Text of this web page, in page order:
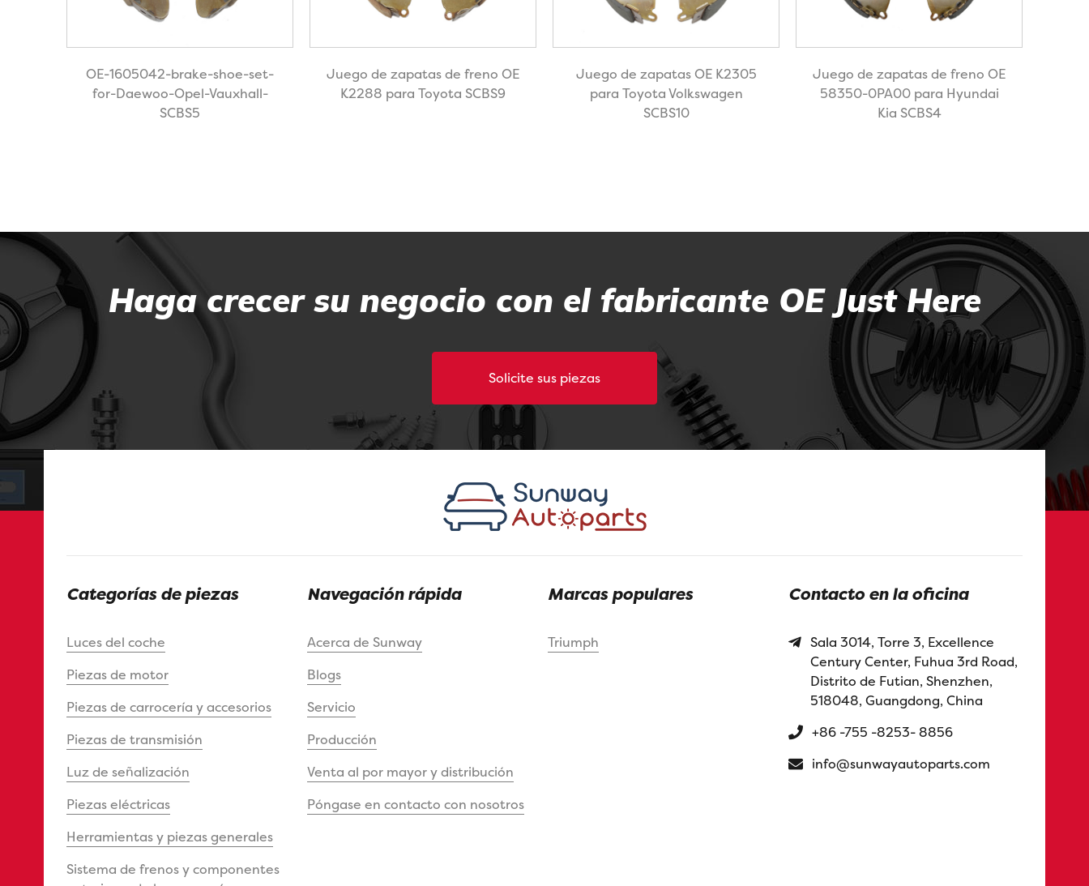
OE-1605042-brake-shoe-set-
for-Daewoo-Opel-Vauxhall-
SCBS5
Juego de zapatas de freno OE
K2288 para Toyota SCBS9
Juego de zapatas OE K2305
para Toyota Volkswagen
SCBS10
Juego de zapatas de freno OE
58350-0PA00 para Hyundai
Kia SCBS4
Haga crecer su negocio con el fabricante OE Just Here
Solicite sus piezas
Categorías de piezas
Luces del coche
Piezas de motor
Piezas de carrocería y accesorios
Piezas de transmisión
Luz de señalización
Piezas eléctricas
Herramientas y piezas generales
Sistema de frenos y componentes
Navegación rápida
Acerca de Sunway
Blogs
Servicio
Producción
Venta al por mayor y distribución
Póngase en contacto con nosotros
Marcas populares
Triumph
Contacto en la oficina
Sala 3014, Torre 3, Excellence
Century Center, Fuhua 3rd Road,
Distrito de Futian, Shenzhen,
518048, Guangdong, China
+86 -755 -8253- 8856
info@sunwayautoparts.com